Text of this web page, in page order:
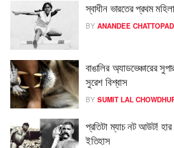
স্বাধীন ভারতের প্রথম
BY ANANDEE
বাঙালির অ্যাডভেঞ্চারের
সুরেশ বিশ্বাস
BY SUMIT LAL
প্রতিটা ম্যাচ নট আউট! হার
ইতিহাস